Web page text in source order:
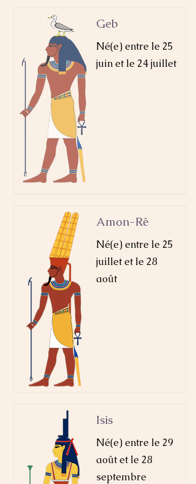
Geb
Né(e) entre le 25
juin et le 24 juillet
Amon-Rê
Né(e) entre le 25
juillet et le 28
août
Isis
Né(e) entre le 29
août et le 28
septembre